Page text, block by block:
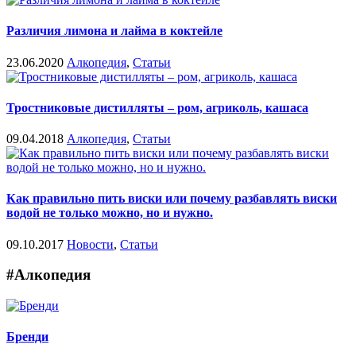
Различия лимона и лайма в коктейле
23.06.2020 Алкопедия, Статьи
Тростниковые дистилляты – ром, агриколь, кашаса
09.04.2018 Алкопедия, Статьи
Как правильно пить виски или почему разбавлять виски
водой не только можно, но и нужно.
09.10.2017 Новости, Статьи
#Алкопедия
Бренди